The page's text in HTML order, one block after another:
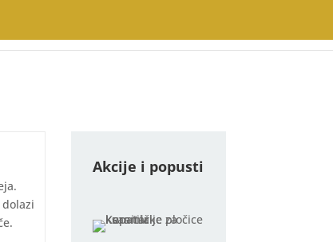
Akcije i popusti